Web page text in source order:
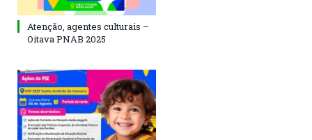
Atenção, agentes culturais –
Oitava PNAB 2025